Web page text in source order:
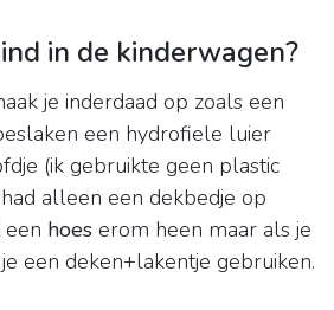
in de kinderwagen?
je inderdaad op zoals een
een hydrofiele luier
(ik gebruikte geen plastic
alleen een dekbedje op
hoes erom heen maar als je
een deken+lakentje gebruiken.